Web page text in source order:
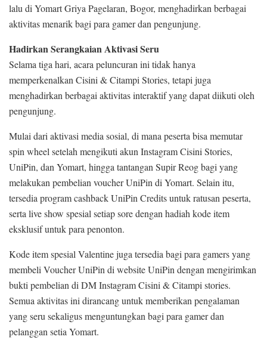
lalu di Yomart Griya Pagelaran, Bogor, menghadirkan berbagai
aktivitas menarik bagi para gamer dan pengunjung.
Hadirkan Serangkaian Aktivasi Seru
Selama tiga hari, acara peluncuran ini tidak hanya
memperkenalkan Cisini & Citampi Stories, tetapi juga
menghadirkan berbagai aktivitas interaktif yang dapat diikuti oleh
pengunjung.
Mulai dari aktivasi media sosial, di mana peserta bisa memutar
spin wheel setelah mengikuti akun Instagram Cisini Stories,
UniPin, dan Yomart, hingga tantangan Supir Reog bagi yang
melakukan pembelian voucher UniPin di Yomart. Selain itu,
tersedia program cashback UniPin Credits untuk ratusan peserta,
serta live show spesial setiap sore dengan hadiah kode item
eksklusif untuk para penonton.
Kode item spesial Valentine juga tersedia bagi para gamers yang
membeli Voucher UniPin di website UniPin dengan mengirimkan
bukti pembelian di DM Instagram Cisini & Citampi stories.
Semua aktivitas ini dirancang untuk memberikan pengalaman
yang seru sekaligus menguntungkan bagi para gamer dan
pelanggan setia Yomart.